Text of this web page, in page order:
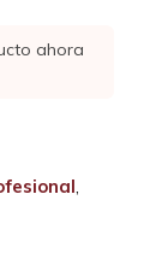
ahora